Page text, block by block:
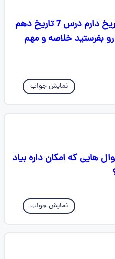
سلام من پس فردا امتحان تاریخ دارم درس 7 تاریخ دهم
بفرستید خلاصه و مهم
نمایش جواب
هایی که امکان داره بیاد
نمایش جواب